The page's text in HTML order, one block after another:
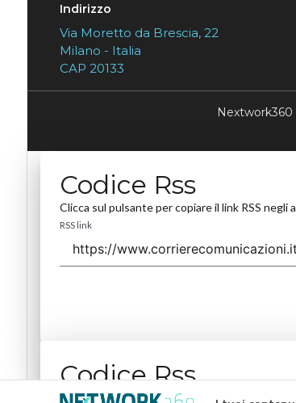
Indirizzo
Via Moretto da Brescia, 22
Milano - Italia
CAP 20133
Nextwork360
Codice Rss
Clicca sul pulsante per copiare il link RSS negli
RSS link
Codice Rss
Clicca sul pulsante per copiare il link RSS negli